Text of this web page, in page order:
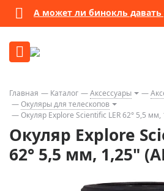
А может ли бинокль давать
Главная Каталог Аксессуары
Окуляры для телескопов
Окуляр Explore Scientific LER 62° 5,5 мм,
Окуляр Explore
62° 5,5 мм, 1,25"